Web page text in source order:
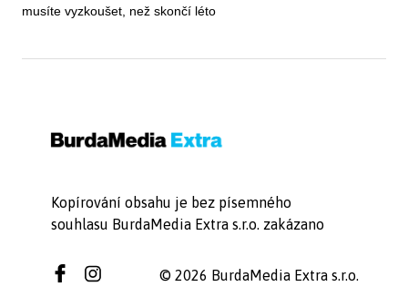
musíte vyzkoušet, než skončí léto
Kopírování obsahu je bez písemného
souhlasu BurdaMedia Extra s.r.o. zakázano
© 2026 BurdaMedia Extra s.r.o.